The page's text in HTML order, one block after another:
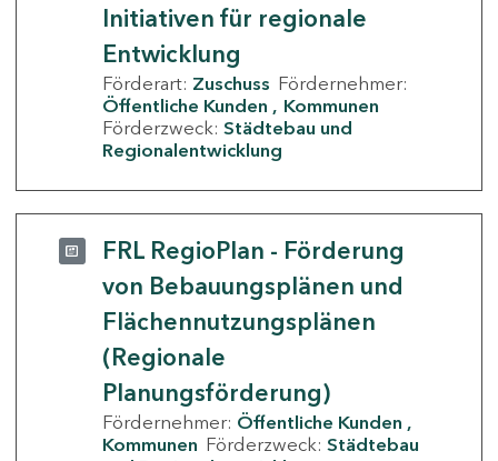
Initiativen für regionale
Entwicklung
Förderart: Zuschuss Fördernehmer:
Öffentliche Kunden
Kommunen
Förderzweck: Städtebau und
Regionalentwicklung
FRL RegioPlan - Förderung
von Bebauungsplänen und
Flächennutzungsplänen
(Regionale
Planungsförderung)
Fördernehmer: Öffentliche Kunden
Kommunen Förderzweck: Städtebau